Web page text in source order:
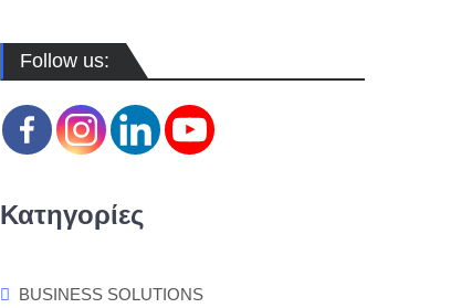
Follow us:
Κατηγορίες
BUSINESS SOLUTIONS